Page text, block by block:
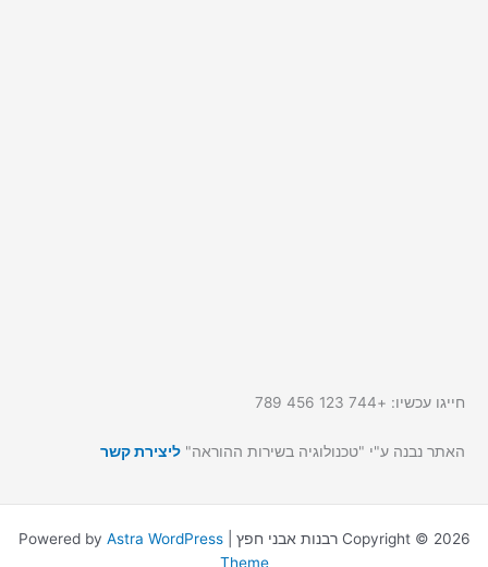
חייגו עכשיו: +744 123 456 789
האתר נבנה ע"י "טכנולוגיה בשירות ההוראה"ליצירת קשר
Copyright © 2026 רבנות אבני חפץ | Powered by
Astra WordPress
Theme